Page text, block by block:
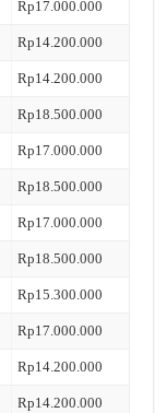
Rp17.000.000
Rp14.200.000
Rp14.200.000
Rp18.500.000
Rp17.000.000
Rp18.500.000
Rp17.000.000
Rp18.500.000
Rp15.300.000
Rp17.000.000
Rp14.200.000
Rp14.200.000